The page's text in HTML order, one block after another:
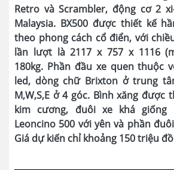
Retro và Scrambler, động cơ 2
Malaysia. BX500 được thiết kế
theo phong cách cổ điển, với
lần lượt là 2117 x 757 x 1116
180kg. Phần đầu xe quen thuộc
led, dòng chữ Brixton ở trung
M,W,S,E ở 4 góc. Bình xăng được
kim cương, đuôi xe khá giống
Leoncino 500 với yên và phần
Giá dự kiến chỉ khoảng 150 triệu